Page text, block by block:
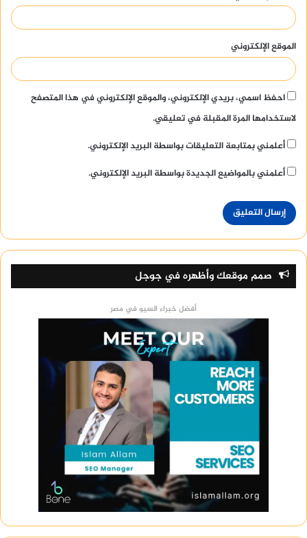
الموقع الإلكتروني
احفظ اسمي، بريدي الإلكتروني، والموقع الإلكتروني في هذا المتصفح
لاستخدامها المرة المقبلة في تعليقي.
أعلمني بمتابعة التعليقات بواسطة البريد الإلكتروني.
أعلمني بالمواضيع الجديدة بواسطة البريد الإلكتروني.
صمم موقعك وأظهره في جوجل
أفضل خبراء السيو في مصر